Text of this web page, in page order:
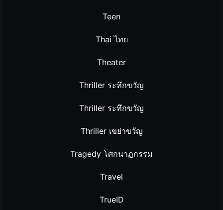
Teen
Thai ไทย
Theater
Thriller ระทึกขวัญ
Thriller ระทึกขวัญ
Thriller เขย่าขวัญ
Tragedy โศกนาฏกรรม
Travel
TrueID